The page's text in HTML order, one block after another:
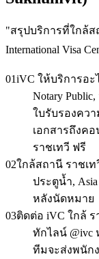
"สรุปบริการที่ใกล้ส
International Visa
01iVC ให้บริการอะ
Notary
ใบรับรองคว
เอกสารถึงค
ราชเทวี ฟรี
02ใกล้สถานี ราชเ
ประตูน้ำ,
หลังนัดหมาย
03ติดต่อ iVC ใกล้ ร
ทักไลน์ @ivc
ทีมจะส่งพนัก